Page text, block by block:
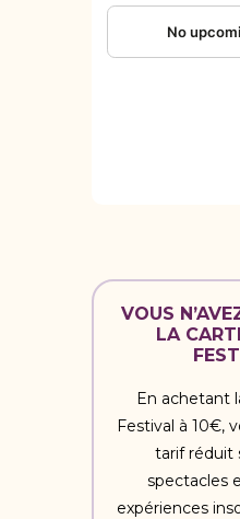
VOUS
LA
En achetant
Festival à 10€,
tarif réduit
spectacles
expériences